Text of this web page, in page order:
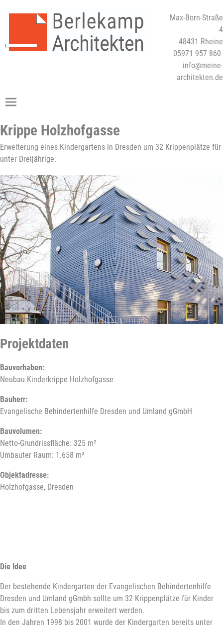
Max-Born-Straße
4
48431 Rheine
05971 957 860
info@meine-
architekten.de
Krippe Holzhofgasse
Erweiterung eines Kindergartens in Dresden um 32 Krippenplätze für
unter Dreijährige.
Projektdaten
Bauvorhaben:
Neubau Kinderkrippe Holzhofgasse
Bauherr:
Evangelische Behindertenhilfe Dresden und Umland gGmbH
Bauvolumen:
Netto-Grundrissfläche: 325 m²
Umbauter Raum: 1.658 m³
Objektadresse:
Holzhofgasse, Dresden
Die Idee
Der bestehende Kindergarten der Evangelischen Behindertenhilfe
Dresden und Umland gGmbh sollte um 32 Krippenplätze für Kinder
bis zum dritten Lebensjahr erweitert werden.
In den Jahren 1998 bis 2001 wurde der Kindergarten bereits unter